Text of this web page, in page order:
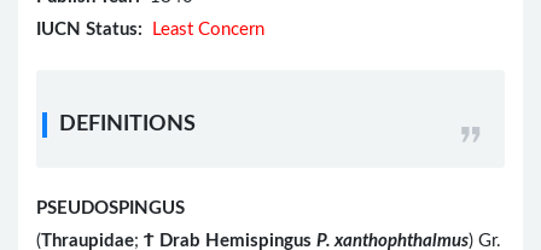
IUCN Status:
Least Concern
DEFINITIONS
PSEUDOSPINGUS
(Thraupidae; Ϯ Drab Hemispingus P. xanthophthalmus) Gr.